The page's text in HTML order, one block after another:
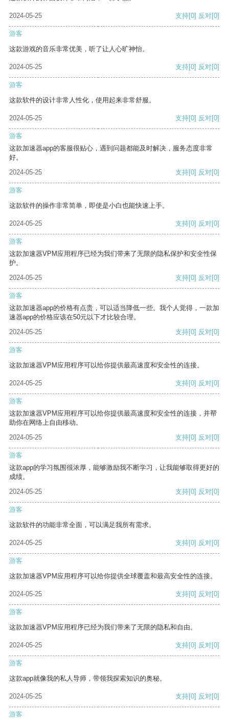
2024-05-25 支持[0] 反对[0]
游客
这款游戏的音乐非常优美，听了让人心旷神怡。
2024-05-25 支持[0] 反对[0]
游客
这款软件的设计非常人性化，使用起来非常舒服。
2024-05-25 支持[0] 反对[0]
游客
这款加速器app的客服很贴心，遇到问题都能及时解决，服务态度非常
好。
2024-05-25
支持[0] 反对[0]
游客
这款软件的操作非常简单，即使是小白也能快速上手。
2024-05-25 支持[0] 反对[0]
游客
这款加速器VPM应用程序已经为我们带来了无限的隐私保护和安全性保
护。
2024-05-25
支持[0] 反对[0]
游客
这款加速器app的价格有点贵，可以适当降低一些。我个人觉得，一款加
速器app的价格应该在50元以下才比较合理。
2024-05-25
支持[0] 反对[0]
游客
这款加速器VPM应用程序可以给你提供最高速度和安全性的连接。
2024-05-25 支持[0] 反对[0]
游客
这款加速器VPM应用程序可以给你提供最高速度和安全性的连接，并帮
助你在网络上自由移动。
2024-05-25
支持[0] 反对[0]
游客
这款app的学习氛围很浓厚，能够激励我不断学习，让我能够取得更好的
成绩。
2024-05-25
支持[0] 反对[0]
游客
这款软件的功能非常全面，可以满足我所有需求。
2024-05-25 支持[0] 反对[0]
游客
这款加速器VPM应用程序可以给你提供全球覆盖和最高安全性的连接。
2024-05-25 支持[0] 反对[0]
游客
这款加速器VPM应用程序已经为我们带来了无限的隐私和自由。
2024-05-25 支持[0] 反对[0]
游客
这款app就像我的私人导师，带领我探索知识的奥秘。
2024-05-25 支持[0] 反对[0]
游客